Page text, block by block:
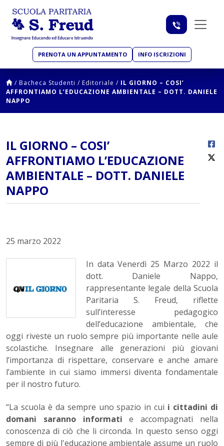
PRENOTA UN APPUNTAMENTO INFO ISCRIZIONI
/ Bacheca Studenti / Editoriale / IL GIORNO – COSI’
AFFRONTIAMO L’EDUCAZIONE AMBIENTALE – DOTT. DANIELE
NAPPO
IL GIORNO – COSI’
AFFRONTIAMO L’EDUCAZIONE
AMBIENTALE – DOTT. DANIELE
NAPPO
25 marzo 2022
In data Venerdì 25 Marzo 2022 il
dott. Daniele Nappo,
rappresentante legale della Scuola
Paritaria S. Freud, riflette
sull’interesse pedagogico
dell’educazione ambientale, che
oggi riveste un ruolo sempre più importante nelle aule
scolastiche. Insegnare alle generazioni più giovani
l’importanza di rispettare, conservare e anche amare
l’ambiente in cui siamo immersi diventa fondamentale
per il nostro futuro.
“La scuola è da sempre uno spazio in cui i cittadini di
domani saranno informati e accompagnati nella
conoscenza di ciò che li circonda. In questo senso oggi
sempre di più l'educazione ambientale assume un ruolo